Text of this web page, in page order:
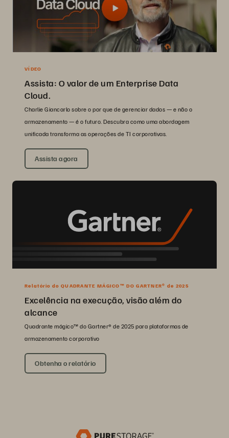
VÍDEO
Assista: O valor de um Enterprise Data
Cloud.
Charlie Giancarlo sobre o por que de gerenciar dados — e não o
armazenamento — é o futuro. Descubra como uma abordagem
unificada transforma as operações de TI corporativas.
Assista agora
Relatório do QUADRANTE MÁGICO™ DO GARTNER® de 2025
Excelência na execução, visão além do
alcance
Quadrante mágico™ do Gartner® de 2025 para plataformas de
armazenamento corporativo
Obtenha o relatório